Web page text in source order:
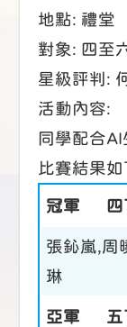
地點: 禮堂
對象: 四至
星級評判:
活動內容:
同學配合
比賽結果如
冠軍
張鈊嵐,周
琳
亞軍 五